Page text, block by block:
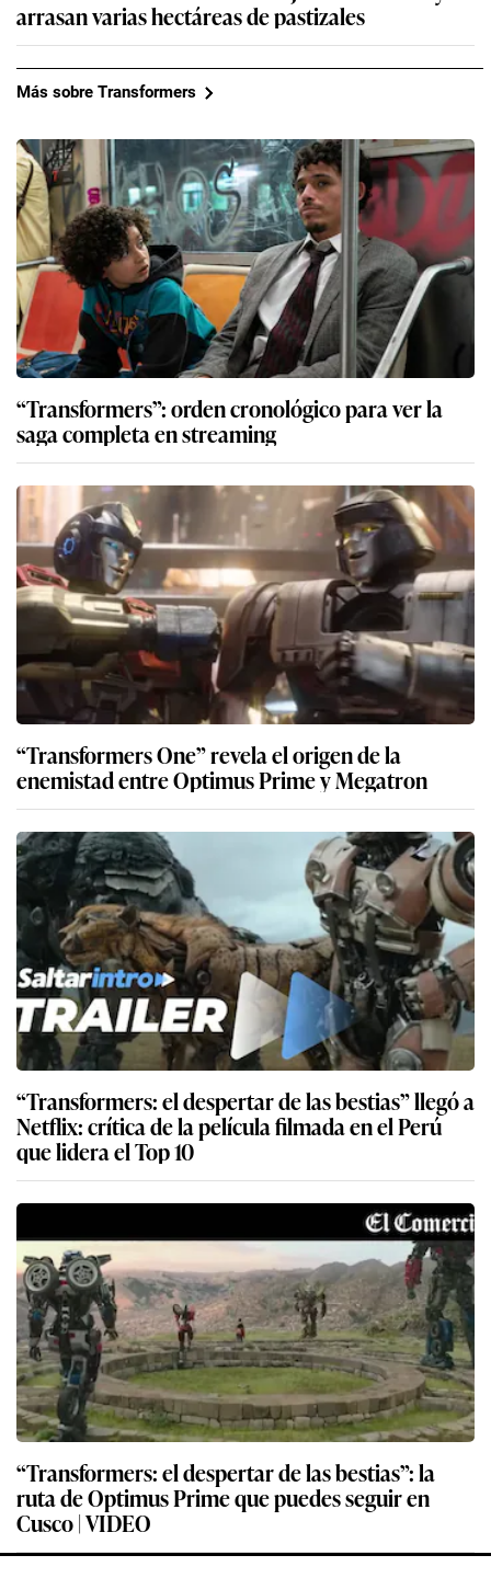
arrasan varias hectáreas de pastizales
Más sobre Transformers
“Transformers”: orden cronológico para ver la
saga completa en streaming
“Transformers One” revela el origen de la
enemistad entre Optimus Prime y Megatron
“Transformers: el despertar de las bestias” llegó a
Netflix: crítica de la película filmada en el Perú
que lidera el Top 10
“Transformers: el despertar de las bestias”: la
ruta de Optimus Prime que puedes seguir en
Cusco | VIDEO